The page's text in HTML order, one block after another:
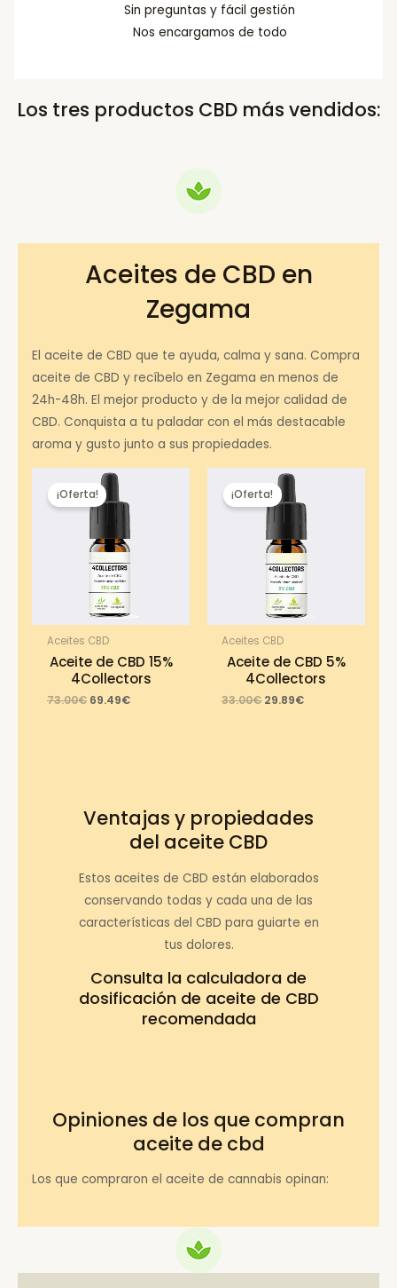
Sin preguntas y fácil gestión
Nos encargamos de todo
Los tres productos CBD más vendidos:
Aceites de CBD en
Zegama
El aceite de CBD que te ayuda, calma y sana. Compra
aceite de CBD y recíbelo en Zegama en menos de
24h-48h. El mejor producto y de la mejor calidad de
CBD. Conquista a tu paladar con el más destacable
aroma y gusto junto a sus propiedades.
¡Oferta!
Aceites CBD
Aceite de CBD 15%
4Collectors
73.00€ Original
69.49€Current
¡Oferta!
Aceites CBD
Aceite de CBD 5%
4Collectors
33.00€ Original
29.89€Current
Ventajas y propiedades
del aceite CBD
Estos aceites de CBD están elaborados
conservando todas y cada una de las
características del CBD para guiarte en
tus dolores.
Consulta la calculadora de
dosificación de aceite de CBD
recomendada
Opiniones de los que compran
aceite de cbd
Los que compraron el aceite de cannabis opinan: